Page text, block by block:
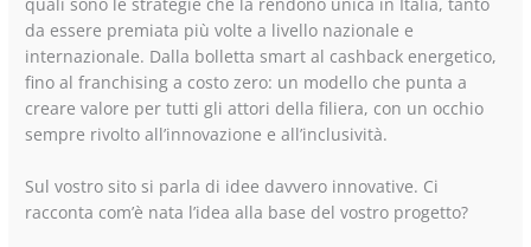
da essere premiata più volte a livello nazionale e
internazionale. Dalla bolletta smart al cashback energetico,
fino al franchising a costo zero: un modello che punta a
creare valore per tutti gli attori della filiera, con un occhio
sempre rivolto all’innovazione e all’inclusività.
Sul vostro sito si parla di idee davvero innovative. Ci
racconta com’è nata l’idea alla base del vostro progetto?